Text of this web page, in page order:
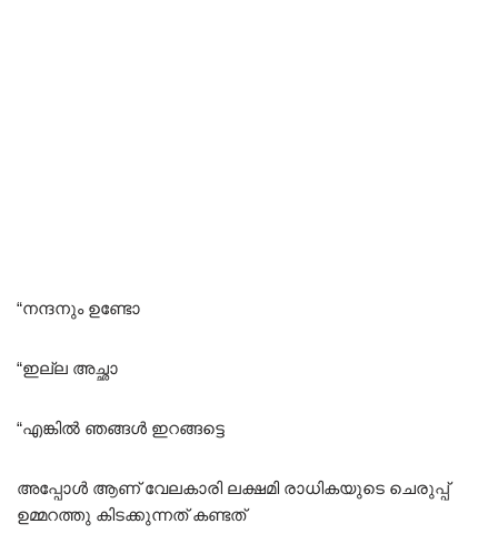
“നന്ദനും ഉണ്ടോ
“ഇല്ല അച്ഛാ
“എങ്കിൽ ഞങ്ങൾ ഇറങ്ങട്ടെ
അപ്പോൾ ആണ് വേലകാരി ലക്ഷമി രാധികയുടെ ചെരുപ്പ്
ഉമ്മറത്തു കിടക്കുന്നത് കണ്ടത്